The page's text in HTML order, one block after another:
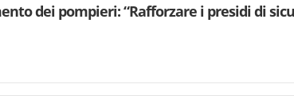
dei pompieri: “Rafforzare i presidi di